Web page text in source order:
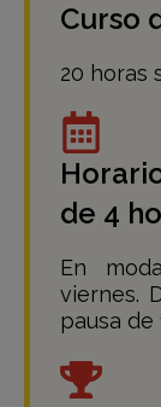
Curso
20 horas
de 4
En
viernes.
pausa de